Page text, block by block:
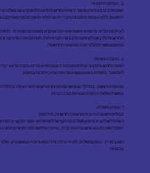
ב. הוכחת היתכנות
ישנם שלבים בפיתוח המוצר ורשות החדשנות מוכנה להשקיע גם
היתכנות, ללא הוכחת היתכנות סיכויי החברה לגייס את הכסף פוחתים
החדשנות ולכן אם לקחתם חלק בפרויקט פיתוח, סגרתם את הפרויקט
מה שמאפשר לכם לגייס הון מרשות החדשנות.
ג. החברה והצוות
רשות החדשנות מעוניינת לפגוש חברה עם צוות עובדים. מבנה ארגוני
להם שכר, מפחית באופן משמעותי את הסיכוי לזכות במענק.
גם אם זה המצב, במהלך המפגש עם הבוחנים חשוב להציג צוות ובו לכל
במשרה מלאה בחברה עם תום סבב הגיוס.
ד. מימון משלים
קבלתם תשובה חיובית מרשות החדשנות, מזל טוב!
כעת נדרש להציג מימון משלים בהיקף של לפחות חצי מסך התקציב
החברה שכן מרגע התשובה החיובית, החברה נדרשת תוך חודשיים להציג
חשוב לציין - מימון משלים, לא חייב להיות דווקא גיוס הון ממשקיע,
בנקאית.